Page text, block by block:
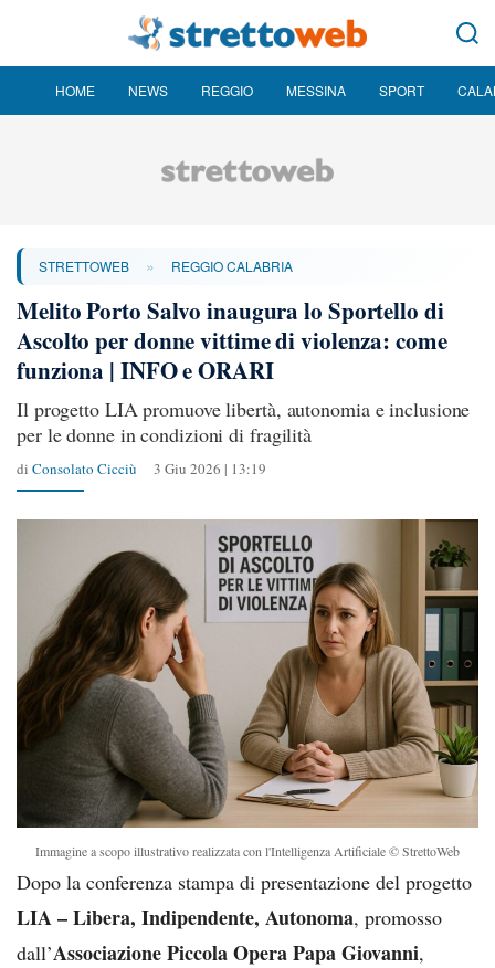
HOME NEWS REGGIO MESSINA SPORT
STRETTOWEB » REGGIO CALABRIA
Melito Porto Salvo inaugura lo Sportello di
Ascolto per donne vittime di violenza: come
funziona | INFO e ORARI
Il progetto LIA promuove libertà, autonomia e inclusione
per le donne in condizioni di fragilità
di Consolato Cicciù 3 Giu 2026 | 13:19
Immagine a scopo illustrativo realizzata con l'Intelligenza Artificiale © StrettoWeb
Dopo la conferenza stampa di presentazione del progetto
LIA – Libera, Indipendente, Autonoma, promosso
dall’Associazione Piccola Opera Papa Giovanni,